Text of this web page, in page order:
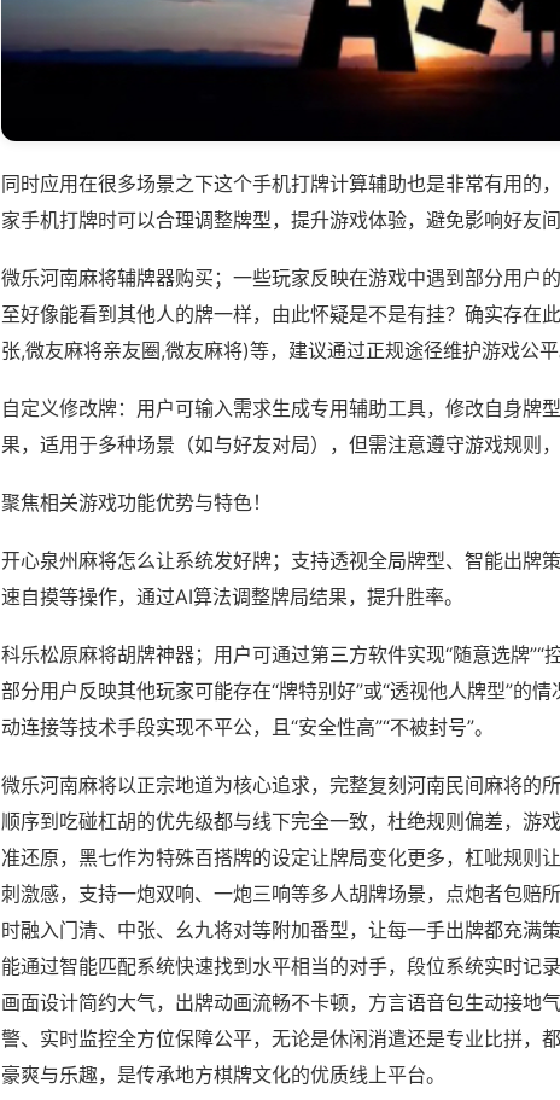
同时应用在很多场景之下这个手机打牌计算辅助也是非常有用的
家手机打牌时可以合理调整牌型，提升游戏体验，避免影响好友间
微乐河南麻将辅牌器购买；一些玩家反映在游戏中遇到部分用户
至好像能看到其他人的牌一样，由此怀疑是不是有挂？确实存在
张,微友麻将亲友圈,微友麻将)等，建议通过正规途径维护游戏公平
自定义修改牌：用户可输入需求生成专用辅助工具，修改自身牌
果，适用于多种场景（如与好友对局），但需注意遵守游戏规则，
聚焦相关游戏功能优势与特色！
开心泉州麻将怎么让系统发好牌；支持透视全局牌型、智能出牌
速自摸等操作，通过AI算法调整牌局结果，提升胜率。
科乐松原麻将胡牌神器；用户可通过第三方软件实现“随意选牌”“
部分用户反映其他玩家可能存在“牌特别好”或“透视他人牌型”的
动连接等技术手段实现不平公，且“安全性高”“不被封号”。
微乐河南麻将以正宗地道为核心追求，完整复刻河南民间麻将的
顺序到吃碰杠胡的优先级都与线下完全一致，杜绝规则偏差，游
准还原，黑七作为特殊百搭牌的设定让牌局变化更多，杠呲规则
刺激感，支持一炮双响、一炮三响等多人胡牌场景，点炮者包赔
时融入门清、中张、幺九将对等附加番型，让每一手出牌都充满
能通过智能匹配系统快速找到水平相当的对手，段位系统实时记
画面设计简约大气，出牌动画流畅不卡顿，方言语音包生动接地
警、实时监控全方位保障公平，无论是休闲消遣还是专业比拼，
豪爽与乐趣，是传承地方棋牌文化的优质线上平台。